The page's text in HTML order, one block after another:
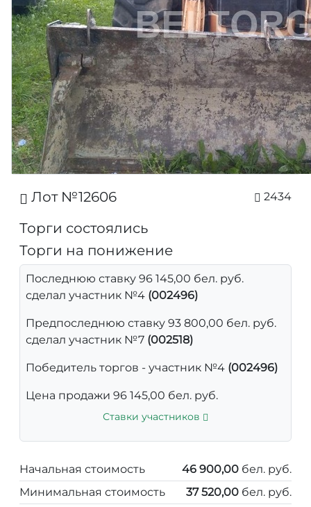
Лот №12606 2434
Торги состоялись
Торги на понижение
Последнюю ставку 96 145,00 бел. руб.
сделал участник №4 (002496)
Предпоследнюю ставку 93 800,00 бел. руб.
сделал участник №7 (002518)
Победитель торгов - участник №4 (002496)
Цена продажи 96 145,00 бел. руб.
Ставки участников
Начальная стоимость 46 900,00 бел. руб.
Минимальная стоимость
37 520,00 бел. руб.